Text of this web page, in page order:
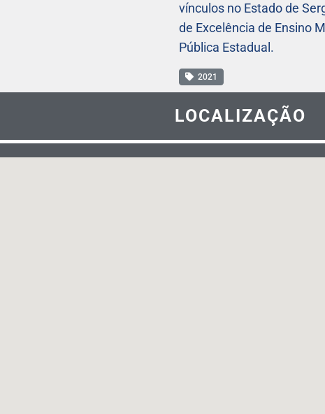
vínculos no Estado de
de Excelência de Ensino
Pública Estadual.
2021
LOCALIZAÇÃO